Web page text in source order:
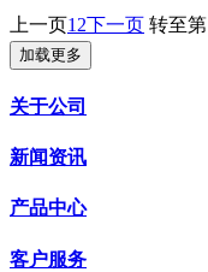
上一页1 2下一页 转至第
加载更多
关于公司
新闻资讯
产品中心
客户服务